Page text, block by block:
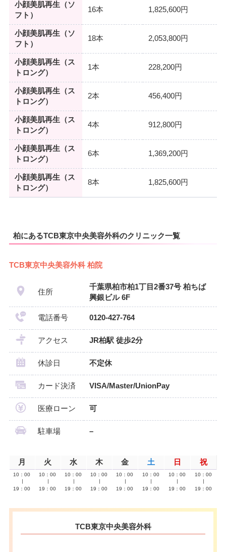
小顔美肌再生（ソ
フト）
16本 1,825,600円
小顔美肌再生（ソ
フト）
18本 2,053,800円
小顔美肌再生（ス
トロング）
1本 228,200円
小顔美肌再生（ス
トロング）
2本 456,400円
小顔美肌再生（ス
トロング）
4本 912,800円
小顔美肌再生（ス
トロング）
6本 1,369,200円
小顔美肌再生（ス
トロング）
8本 1,825,600円
柏にあるTCB東京中央美容外科のクリニック一覧
TCB東京中央美容外科 柏院
住所
千葉県柏市柏1丁目2番37号 柏ちば
興銀ビル 6F
電話番号 0120-427-764
アクセス JR柏駅 徒歩2分
休診日 不定休
カード決済 VISA/Master/UnionPay
医療ローン 可
駐車場 –
月 火 水 木 金 土 日 祝
10：00
19：00
10：00
19：00
10：00
19：00
10：00
19：00
10：00
19：00
10：00
19：00
10：00
19：00
10：00
19：00
TCB東京中央美容外科